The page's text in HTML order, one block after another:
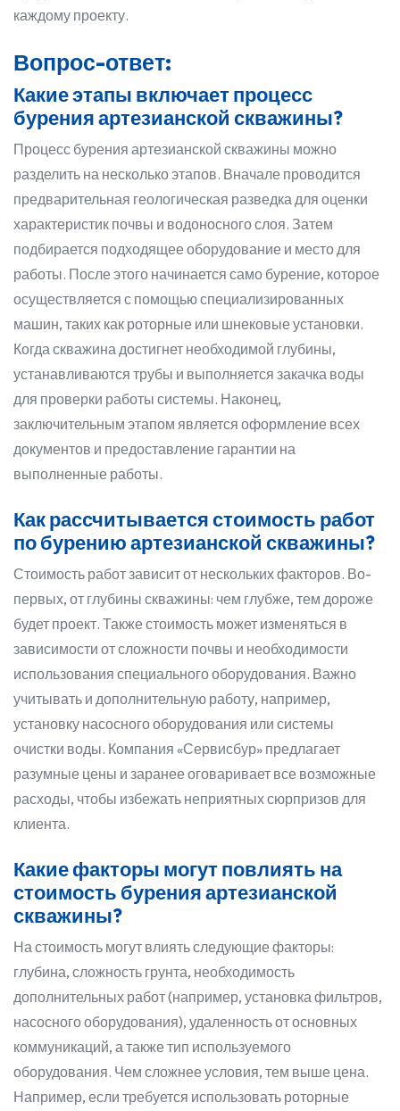
каждому проекту.
Вопрос-ответ:
Какие этапы включает процесс
бурения артезианской скважины?
Процесс бурения артезианской скважины можно
разделить на несколько этапов. Вначале проводится
предварительная геологическая разведка для оценки
характеристик почвы и водоносного слоя. Затем
подбирается подходящее оборудование и место для
работы. После этого начинается само бурение, которое
осуществляется с помощью специализированных
машин, таких как роторные или шнековые установки.
Когда скважина достигнет необходимой глубины,
устанавливаются трубы и выполняется закачка воды
для проверки работы системы. Наконец,
заключительным этапом является оформление всех
документов и предоставление гарантии на
выполненные работы.
Как рассчитывается стоимость работ
по бурению артезианской скважины?
Стоимость работ зависит от нескольких факторов. Во-
первых, от глубины скважины: чем глубже, тем дороже
будет проект. Также стоимость может изменяться в
зависимости от сложности почвы и необходимости
использования специального оборудования. Важно
учитывать и дополнительную работу, например,
установку насосного оборудования или системы
очистки воды. Компания «Сервисбур» предлагает
разумные цены и заранее оговаривает все возможные
расходы, чтобы избежать неприятных сюрпризов для
клиента.
Какие факторы могут повлиять на
стоимость бурения артезианской
скважины?
На стоимость могут влиять следующие факторы:
глубина, сложность грунта, необходимость
дополнительных работ (например, установка фильтров,
насосного оборудования), удаленность от основных
коммуникаций, а также тип используемого
оборудования. Чем сложнее условия, тем выше цена.
Например, если требуется использовать роторные